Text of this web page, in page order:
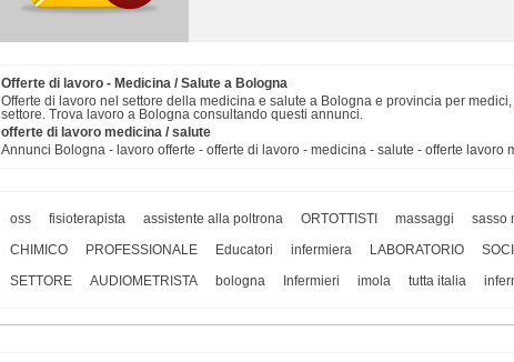
Offerte di lavoro - Medicina / Salute a Bologna
Offerte di lavoro nel settore della medicina e salute a Bologna e provincia per
settore. Trova lavoro a Bologna consultando questi annunci.
offerte di lavoro medicina / salute
Annunci Bologna - lavoro offerte - offerte di lavoro - medicina - salute - offerte lavoro
oss fisioterapista assistente alla poltrona ORTOTTISTI massaggi sasso
CHIMICO
PROFESSIONALE Educatori infermiera LABORATORIO
SETTORE
AUDIOMETRISTA bologna Infermieri imola tutta italia